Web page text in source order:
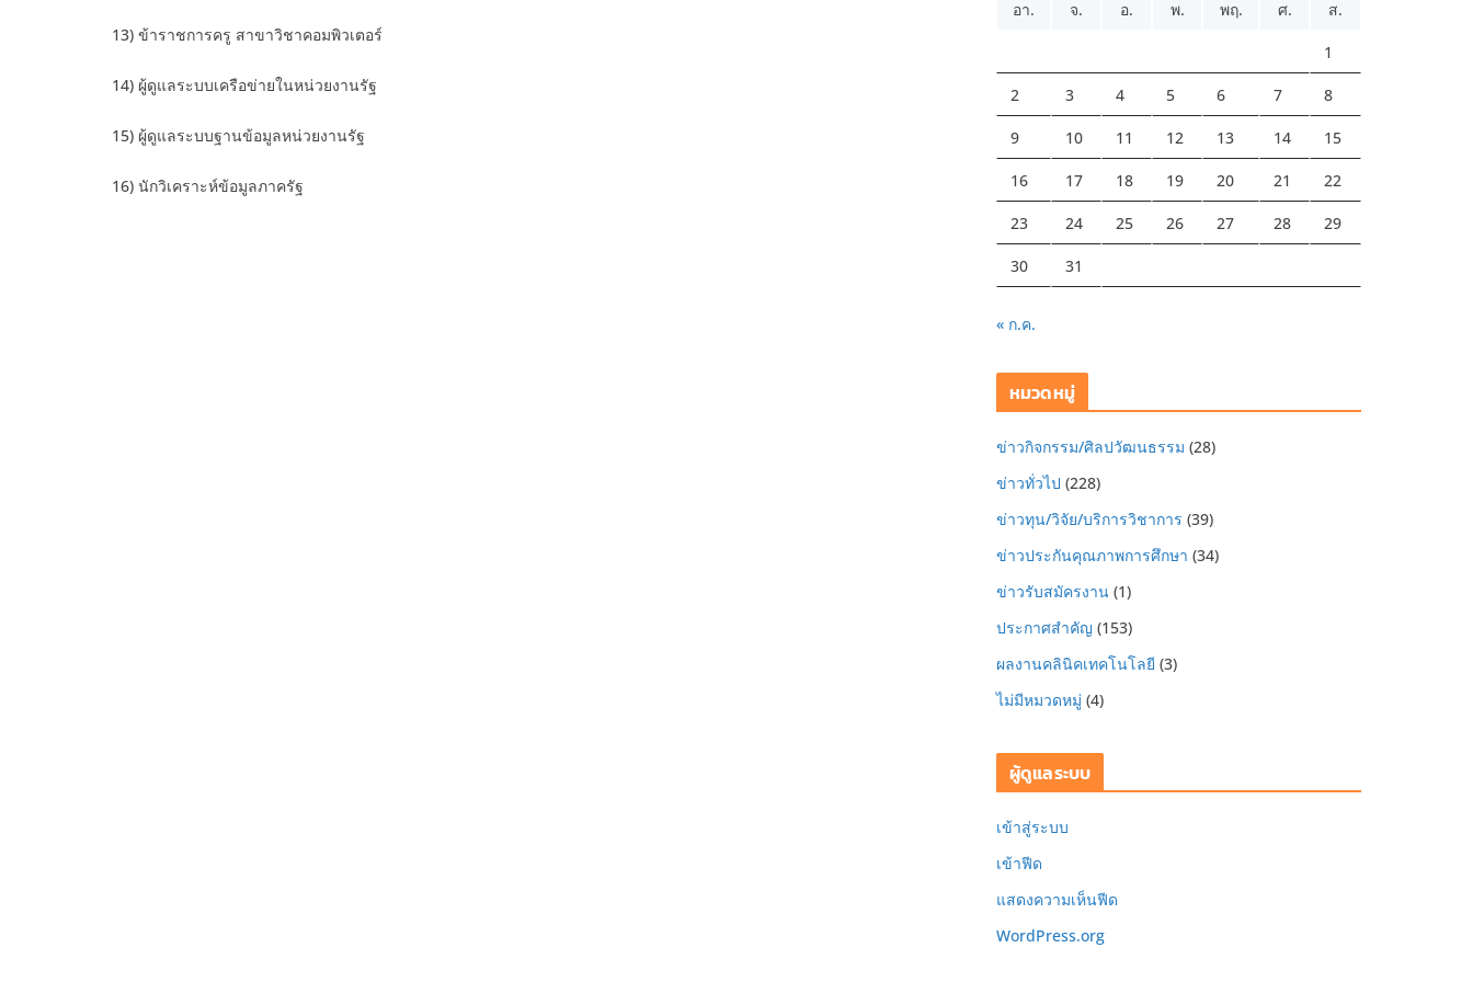
13) ข้าราชการครู สาขาวิชาคอมพิวเตอร์
14) ผู้ดูแลระบบเครือข่ายในหน่วยงานรัฐ
15) ผู้ดูแลระบบฐานข้อมูลหน่วยงานรัฐ
16) นักวิเคราะห์ข้อมูลภาครัฐ
อา.
จ. อ. พ. พฤ. ศ. ส.
1
2 3 4 5 6 7 8
9 10 11 12 13 14 15
16 17 18 19 20 21 22
23 24 25 26 27 28 29
30 31
« ก.ค.
หมวดหมู่
ข่าวกิจกรรม/ศิลปวัฒนธรรม (28)
ข่าวทั่วไป (228)
ข่าวทุน/วิจัย/บริการวิชาการ (39)
ข่าวประกันคุณภาพการศึกษา (34)
ข่าวรับสมัครงาน (1)
ประกาศสำคัญ (153)
ผลงานคลินิคเทคโนโลยี (3)
ไม่มีหมวดหมู่ (4)
ผู้ดูแลระบบ
เข้าสู่ระบบ
เข้าฟีด
แสดงความเห็นฟีด
WordPress.org